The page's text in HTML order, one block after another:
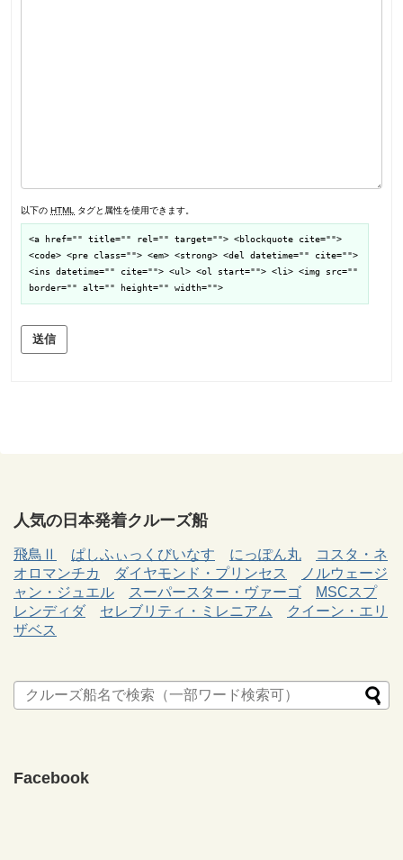
以下の HTML タグと属性を使用できます。
<a href="" title="" rel="" target=""> <blockquote cite="">
<code> <pre class=""> <em> <strong> <del datetime="" cite="">
<ins datetime="" cite=""> <ul> <ol start=""> <li> <img src=""
border="" alt="" height="" width="">
送信
人気の日本発着クルーズ船
飛鳥Ⅱ ぱしふぃっくびいなす にっぽん丸
コスタ・ネ
オロマンチカ
ダイヤモンド・プリンセス
ノルウェージ
ャン・ジュエル
スーパースター・ヴァーゴ
MSCスプ
レンディダ
セレブリティ・ミレニアム
クイーン・エリ
ザベス
Facebook